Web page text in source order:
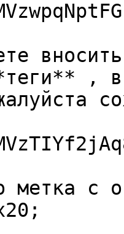
, в
с